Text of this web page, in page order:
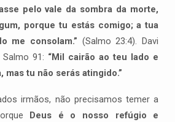
pelo vale da sombra da morte,
porque tu estás comigo; a tua
me consolam.” (Salmo 23:4). Davi
91: “Mil cairão ao teu lado e
mas tu não serás atingido.”
irmãos, não precisamos temer a
Deus é o nosso refúgio e